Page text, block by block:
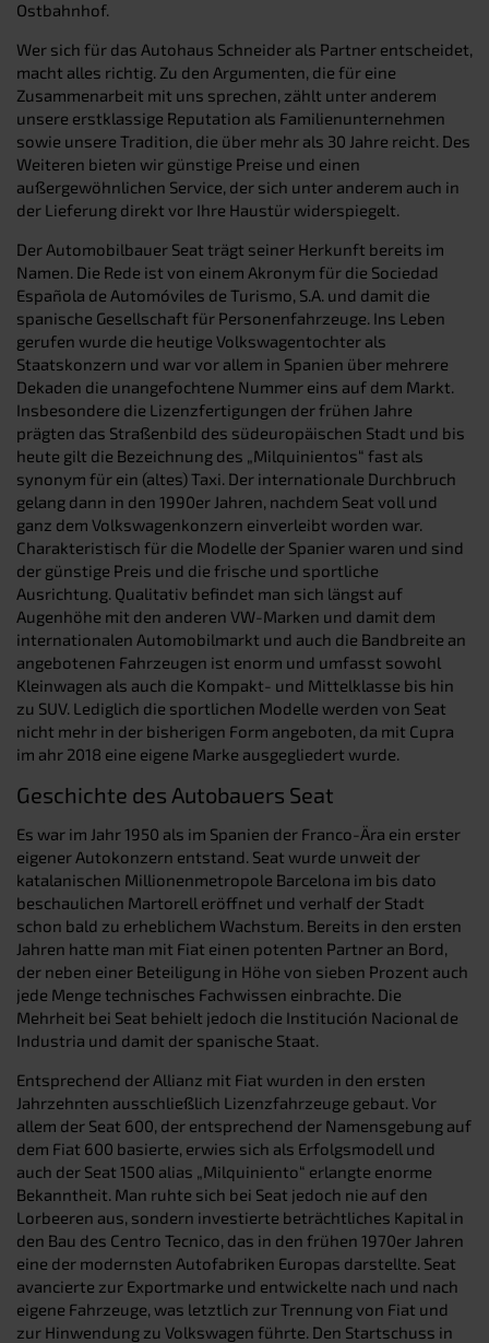
Ostbahnhof.
Wer sich für das Autohaus Schneider als Partner entscheidet,
macht alles richtig. Zu den Argumenten, die für eine
Zusammenarbeit mit uns sprechen, zählt unter anderem
unsere erstklassige Reputation als Familienunternehmen
sowie unsere Tradition, die über mehr als 30 Jahre reicht. Des
Weiteren bieten wir günstige Preise und einen
außergewöhnlichen Service, der sich unter anderem auch in
der Lieferung direkt vor Ihre Haustür widerspiegelt.
Der Automobilbauer Seat trägt seiner Herkunft bereits im
Namen. Die Rede ist von einem Akronym für die Sociedad
Española de Automóviles de Turismo, S.A. und damit die
spanische Gesellschaft für Personenfahrzeuge. Ins Leben
gerufen wurde die heutige Volkswagentochter als
Staatskonzern und war vor allem in Spanien über mehrere
Dekaden die unangefochtene Nummer eins auf dem Markt.
Insbesondere die Lizenzfertigungen der frühen Jahre
prägten das Straßenbild des südeuropäischen Stadt und bis
heute gilt die Bezeichnung des „Milquinientos“ fast als
synonym für ein (altes) Taxi. Der internationale Durchbruch
gelang dann in den 1990er Jahren, nachdem Seat voll und
ganz dem Volkswagenkonzern einverleibt worden war.
Charakteristisch für die Modelle der Spanier waren und sind
der günstige Preis und die frische und sportliche
Ausrichtung. Qualitativ befindet man sich längst auf
Augenhöhe mit den anderen VW-Marken und damit dem
internationalen Automobilmarkt und auch die Bandbreite an
angebotenen Fahrzeugen ist enorm und umfasst sowohl
Kleinwagen als auch die Kompakt- und Mittelklasse bis hin
zu SUV. Lediglich die sportlichen Modelle werden von Seat
nicht mehr in der bisherigen Form angeboten, da mit Cupra
im ahr 2018 eine eigene Marke ausgegliedert wurde.
Geschichte des Autobauers Seat
Es war im Jahr 1950 als im Spanien der Franco-Ära ein erster
eigener Autokonzern entstand. Seat wurde unweit der
katalanischen Millionenmetropole Barcelona im bis dato
beschaulichen Martorell eröffnet und verhalf der Stadt
schon bald zu erheblichem Wachstum. Bereits in den ersten
Jahren hatte man mit Fiat einen potenten Partner an Bord,
der neben einer Beteiligung in Höhe von sieben Prozent auch
jede Menge technisches Fachwissen einbrachte. Die
Mehrheit bei Seat behielt jedoch die Institución Nacional de
Industria und damit der spanische Staat.
Entsprechend der Allianz mit Fiat wurden in den ersten
Jahrzehnten ausschließlich Lizenzfahrzeuge gebaut. Vor
allem der Seat 600, der entsprechend der Namensgebung auf
dem Fiat 600 basierte, erwies sich als Erfolgsmodell und
auch der Seat 1500 alias „Milquiniento“ erlangte enorme
Bekanntheit. Man ruhte sich bei Seat jedoch nie auf den
Lorbeeren aus, sondern investierte beträchtliches Kapital in
den Bau des Centro Tecnico, das in den frühen 1970er Jahren
eine der modernsten Autofabriken Europas darstellte. Seat
avancierte zur Exportmarke und entwickelte nach und nach
eigene Fahrzeuge, was letztlich zur Trennung von Fiat und
zur Hinwendung zu Volkswagen führte. Den Startschuss in